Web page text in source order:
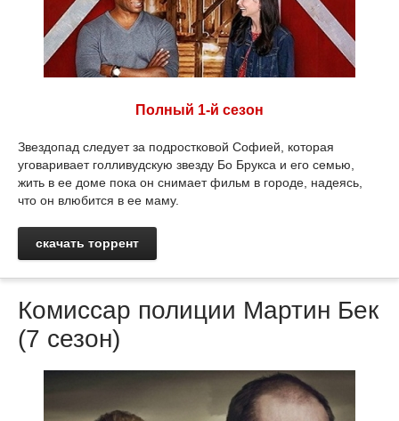
Полный 1-й сезон
Звездопад следует за подростковой Софией, которая
уговаривает голливудскую звезду Бо Брукса и его семью,
жить в ее доме пока он снимает фильм в городе, надеясь,
что он влюбится в ее маму.
скачать торрент
Комиссар полиции Мартин Бек
(7 сезон)